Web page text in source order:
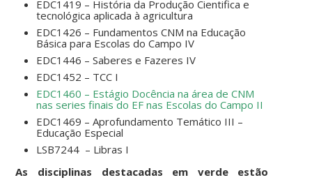
EDC1419 – História da Produção Cientifica e
tecnológica aplicada à agricultura
EDC1426 – Fundamentos CNM na Educação
Básica para Escolas do Campo IV
EDC1446 – Saberes e Fazeres IV
EDC1452 – TCC I
EDC1460 – Estágio Docência na área de CNM
nas series finais do EF nas Escolas do Campo II
EDC1469 – Aprofundamento Temático III –
Educação Especial
LSB7244 – Libras I
As disciplinas destacadas em verde estão